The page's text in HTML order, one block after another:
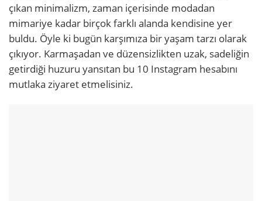
çıkan minimalizm, zaman içerisinde modadan
mimariye kadar birçok farklı alanda kendisine yer
buldu. Öyle ki bugün karşımıza bir yaşam tarzı olarak
çıkıyor. Karmaşadan ve düzensizlikten uzak, sadeliğin
getirdiği huzuru yansıtan bu 10 Instagram hesabını
mutlaka ziyaret etmelisiniz.